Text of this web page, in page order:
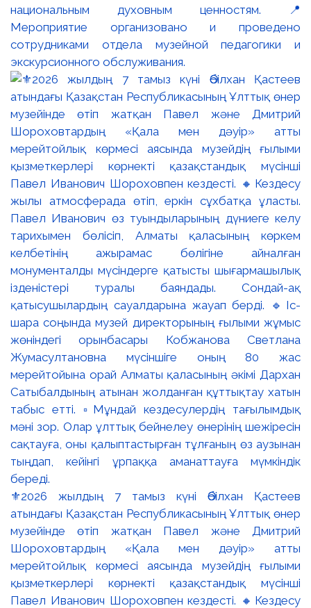
национальным духовным ценностям. 📍
Мероприятие организовано и проведено
сотрудниками отдела музейной педагогики и
экскурсионного обслуживания.
⚜️2026 жылдың 7 тамыз күні Әбілхан Қастеев
атындағы Қазақстан Республикасының Ұлттық өнер
музейінде өтіп жатқан Павел және Дмитрий
Шороховтардың «Қала мен дәуір» атты
мерейтойлық көрмесі аясында музейдің ғылыми
қызметкерлері көрнекті қазақстандық мүсінші
Павел Иванович Шороховпен кездесті. 🔸Кездесу